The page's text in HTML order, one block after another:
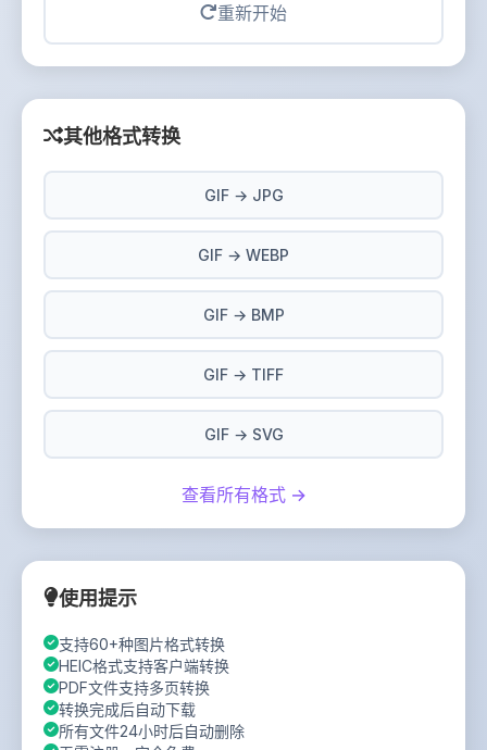
重新开始
其他格式转换
GIF → JPG
GIF → WEBP
GIF → BMP
GIF → TIFF
GIF → SVG
查看所有格式 →
使用提示
支持60+种图片格式转换
HEIC格式支持客户端转换
PDF文件支持多页转换
转换完成后自动下载
所有文件24小时后自动删除